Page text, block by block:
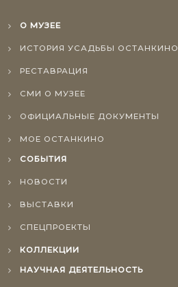
О МУЗЕЕ
ИСТОРИЯ УСАДЬБЫ ОСТАНКИНО
РЕСТАВРАЦИЯ
СМИ О МУЗЕЕ
ОФИЦИАЛЬНЫЕ ДОКУМЕНТЫ
МОЕ ОСТАНКИНО
СОБЫТИЯ
НОВОСТИ
ВЫСТАВКИ
СПЕЦПРОЕКТЫ
КОЛЛЕКЦИИ
НАУЧНАЯ ДЕЯТЕЛЬНОСТЬ